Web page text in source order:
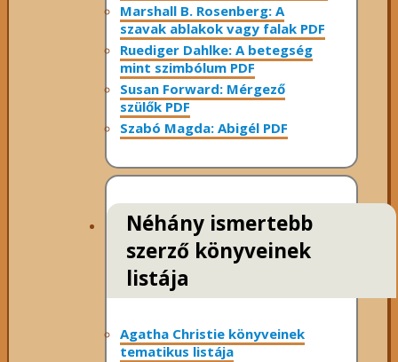
Marshall B. Rosenberg: A
szavak ablakok vagy falak PDF
Ruediger Dahlke: A betegség
mint szimbólum PDF
Susan Forward: Mérgező
szülők PDF
Szabó Magda: Abigél PDF
Néhány ismertebb
szerző könyveinek
listája
Agatha Christie könyveinek
tematikus listája